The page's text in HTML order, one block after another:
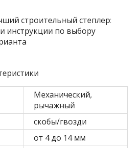
Механический,
рычажный
скобы/гвозди
от 4 до 14 мм